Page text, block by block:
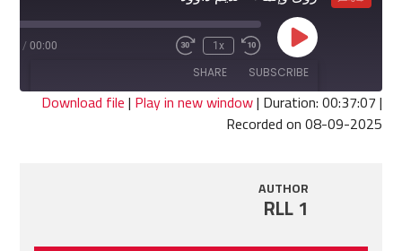
Play
Episode
Rewind
10
Seconds
1x
Fast
seconds
00:00
/
SUBSCRIBE
SHARE
SHARE
Download file| Play in new window| Duration: 00:37:07|
Recorded on 08-09-2025
AUTHOR
RLL 1